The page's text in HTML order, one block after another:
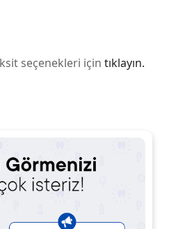
seçenekleri için tıklayın.